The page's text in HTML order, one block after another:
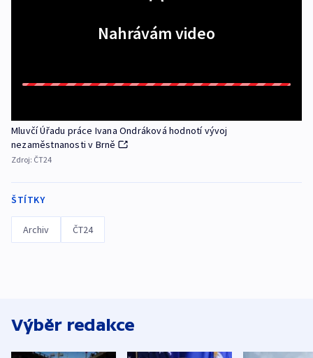
Nahrávám video
Mluvčí Úřadu práce Ivana Ondráková hodnotí vývoj
nezaměstnanosti v Brně
Zdroj: ČT24
ŠTÍTKY
Archiv ČT24
Výběr redakce